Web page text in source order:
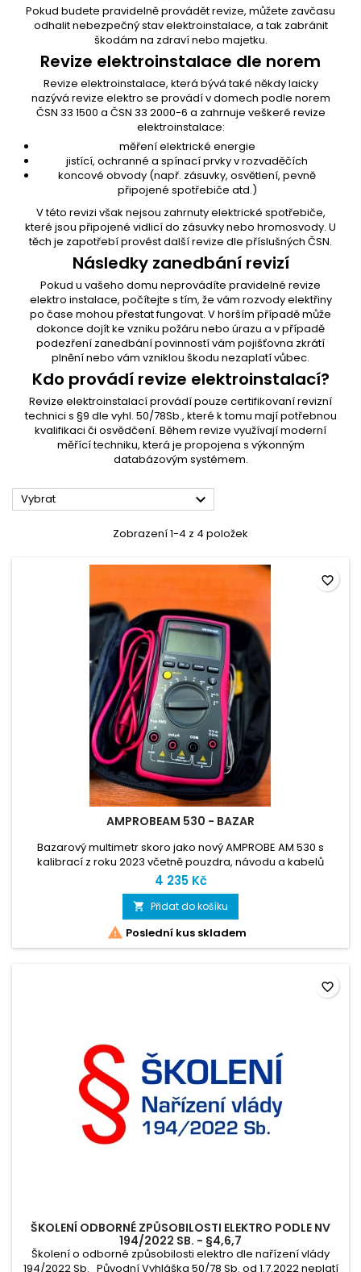
Pokud budete pravidelně provádět revize, můžete zavčasu
odhalit nebezpečný stav elektroinstalace, a tak zabránit
škodám na zdraví nebo majetku.
Revize elektroinstalace dle norem
Revize elektroinstalace, která bývá také někdy laicky
nazývá revize elektro se provádí v domech podle norem
ČSN 33 1500 a ČSN 33 2000-6 a zahrnuje veškeré revize
elektroinstalace:
měření elektrické energie
jistící, ochranné a spínací prvky v rozvaděčích
koncové obvody (např. zásuvky, osvětlení, pevně
připojené spotřebiče atd.)
V této revizi však nejsou zahrnuty elektrické spotřebiče,
které jsou připojené vidlicí do zásuvky nebo hromosvody. U
těch je zapotřebí provést další revize dle příslušných ČSN.
Následky zanedbání revizí
Pokud u vašeho domu neprovádíte pravidelné revize
elektro instalace, počítejte s tím, že vám rozvody elektřiny
po čase mohou přestat fungovat. V horším případě může
dokonce dojít ke vzniku požáru nebo úrazu a v případě
podezření zanedbání povinností vám pojišťovna zkrátí
plnění nebo vám vzniklou škodu nezaplatí vůbec.
Kdo provádí revize elektroinstalací?
Revize elektroinstalací provádí pouze certifikovaní revizní
technici s §9 dle vyhl. 50/78Sb., které k tomu mají potřebnou
kvalifikaci či osvědčení. Během revize využívají moderní
měřící techniku, která je propojena s výkonným
databázovým systémem.
Vybrat 
Zobrazení 1-4 z 4 položek
AMPROBEAM 530 - BAZAR
Bazarový multimetr skoro jako nový AMPROBE AM 530 s
kalibrací z roku 2023 včetně pouzdra, návodu a kabelů
4 235 Kč
 Přidat do košíku
 Poslední kus skladem
favorite_border
ŠKOLENÍ ODBORNÉ ZPŮSOBILOSTI ELEKTRO PODLE NV
194/2022 SB. - §4,6,7
Školení o odborné způsobilosti elektro dle nařízení vlády
194/2022 Sb. Původní Vyhláška 50/78 Sb. od 1.7.2022 neplatí
favorite_border